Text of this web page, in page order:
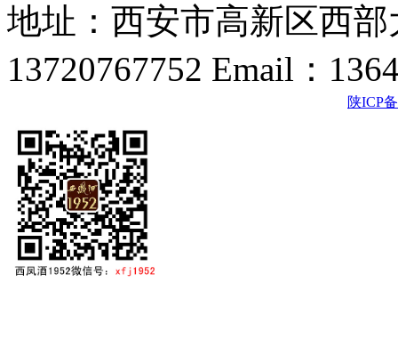
地址：西安市高新区西
13720767752 Email：
陕ICP